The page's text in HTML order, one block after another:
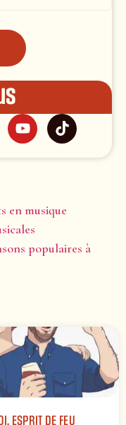
en musique
populaires à
ESPRIT DE FEU